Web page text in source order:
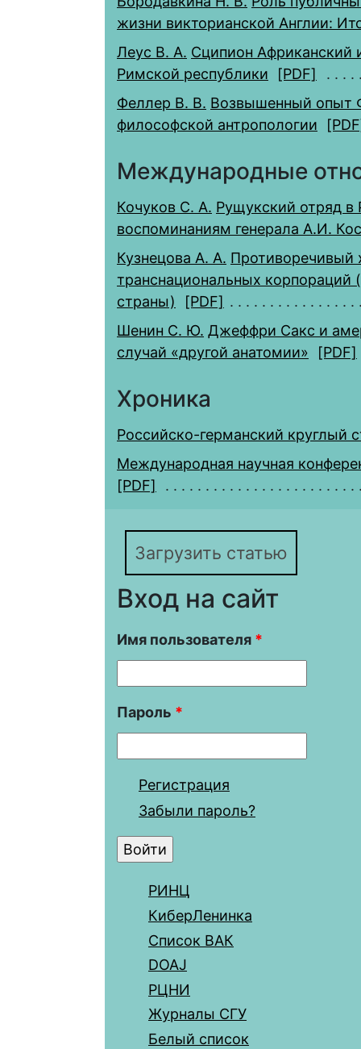
жизни викторианской Англии:
Леус В. А. Сципион Африканский
Римской республики
[PDF]
Феллер В. В. Возвышенный опыт
философской антропологии
Международные
Кочуков С. А. Рущукский отряд в
воспоминаниям генерала А.И.
Кузнецова А. А. Противоречивый
транснациональных корпораций
страны)
[PDF]
Шенин С. Ю. Джеффри Сакс и
случай «другой анатомии»
[PDF]
Хроника
Российско-германский круглый
Международная научная
[PDF]
Загрузить статью
Вход на сайт
Имя пользователя *
Пароль *
Регистрация
Забыли пароль?
РИНЦ
КиберЛенинка
Список ВАК
DOAJ
РЦНИ
Журналы СГУ
Белый список